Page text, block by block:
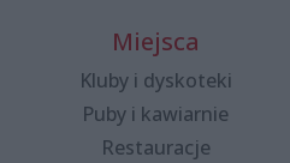
Miejsca
Kluby i dyskoteki
Puby i kawiarnie
Restauracje